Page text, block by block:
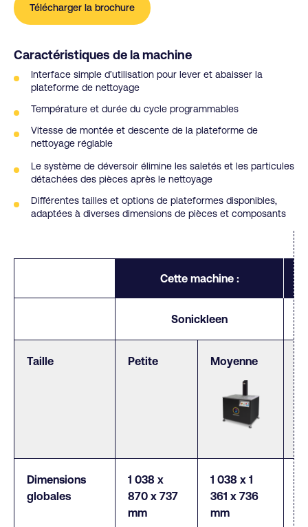
Télécharger la brochure
Caractéristiques de la machine
Interface simple d’utilisation pour lever et abaisser la
plateforme de nettoyage
Température et durée du cycle programmables
Vitesse de montée et descente de la plateforme de
nettoyage réglable
Le système de déversoir élimine les saletés et les particules
détachées des pièces après le nettoyage
Différentes tailles et options de plateformes disponibles,
adaptées à diverses dimensions de pièces et composants
Cette machine :
Sonickleen
Taille Petite Moyenne
Dimensions
globales
1 038 x
870 x 737
mm
1 038 x 1
361 x 736
mm